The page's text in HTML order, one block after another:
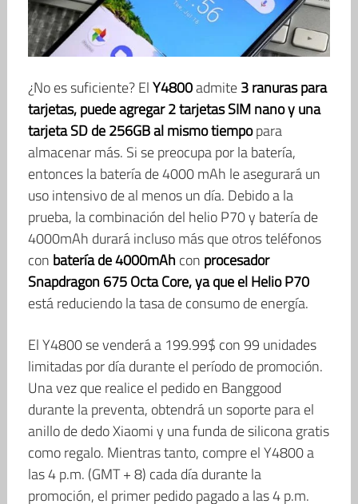
¿No es suficiente? ElY4800admite3 ranuras para
tarjetas, puede agregar 2 tarjetas SIM nano y una
tarjeta SD de 256GB al mismo tiempopara
almacenar más. Si se preocupa por la batería,
entonces la batería de 4000 mAh le asegurará un
uso intensivo de al menos un día. Debido a la
prueba, la combinación del helio P70 y batería de
4000mAh durará incluso más que otros teléfonos
con batería de 4000mAh con procesador
Snapdragon 675 Octa Core, ya que el Helio P70
está reduciendo la tasa de consumo de energía.
El Y4800 se venderá a 199.99$ con 99 unidades
limitadas por día durante el período de promoción.
Una vez que realice el pedido en Banggood
durante la preventa, obtendrá un soporte para el
anillo de dedo Xiaomi y una funda de silicona gratis
como regalo. Mientras tanto, compre el Y4800 a
las 4 p.m. (GMT + 8) cada día durante la
promoción, el primer pedido pagado a las 4 p.m.